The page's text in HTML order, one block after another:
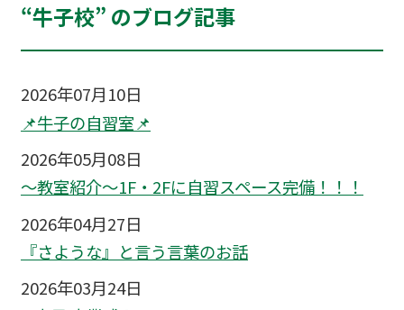
“牛子校” のブログ記事
2026年07月10日
📌牛子の自習室📌
2026年05月08日
～教室紹介～1F・2Fに自習スペース完備！！！
2026年04月27日
『さような』と言う言葉のお話
2026年03月24日